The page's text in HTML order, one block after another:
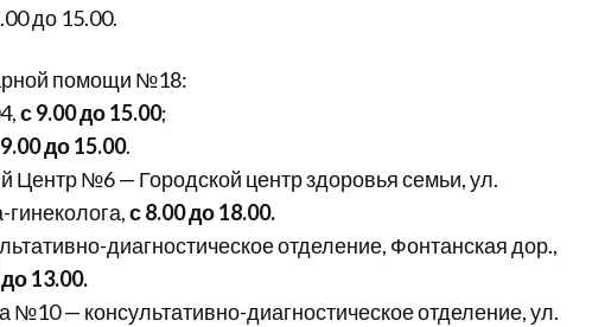
до 15.00.
помощи №18:
с 9.00 до 15.00;
до 15.00.
Центр №6 — Городской центр здоровья семьи, ул.
с 8.00 до 18.00.
диагностическое отделение, Фонтанская дор.,
13.00.
№10 — консультативно-диагностическое отделение, ул.